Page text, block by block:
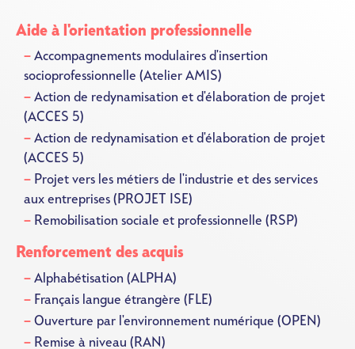
Aide à l'orientation professionnelle
Accompagnements modulaires d'insertion
socioprofessionnelle (Atelier AMIS)
Action de redynamisation et d'élaboration de projet
(ACCES 5)
Action de redynamisation et d'élaboration de projet
(ACCES 5)
Projet vers les métiers de l'industrie et des services
aux entreprises (PROJET ISE)
Remobilisation sociale et professionnelle (RSP)
Renforcement des acquis
Alphabétisation (ALPHA)
Français langue étrangère (FLE)
Ouverture par l'environnement numérique (OPEN)
Remise à niveau (RAN)